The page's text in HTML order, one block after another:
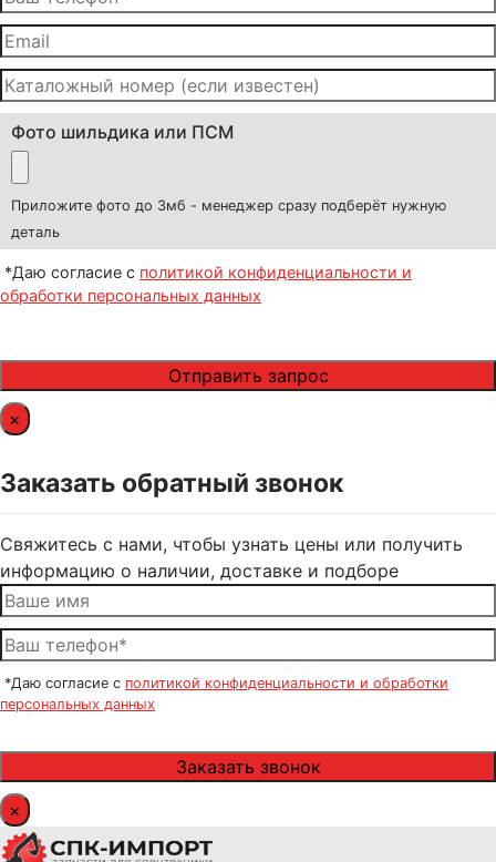
Фото шильдика или ПСМ
Приложите фото до 3мб - менеджер сразу подберёт нужную
деталь
*Даю согласие с политикой конфиденциальности и
обработки персональных данных
×
Заказать обратный звонок
Свяжитесь с нами, чтобы узнать цены или получить
информацию о наличии, доставке и подборе
*Даю согласие с политикой конфиденциальности и обработки
персональных данных
×